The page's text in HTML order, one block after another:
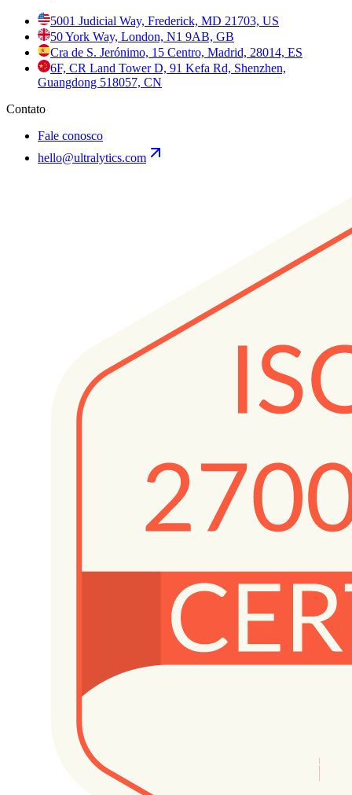
5001 Judicial Way, Frederick, MD 21703, US
50 York Way, London, N1 9AB, GB
Cra de S. Jerónimo, 15 Centro, Madrid, 28014, ES
6F, CR Land Tower D, 91 Kefa Rd, Shenzhen,
Guangdong 518057, CN
Contato
Fale conosco
hello@ultralytics.com